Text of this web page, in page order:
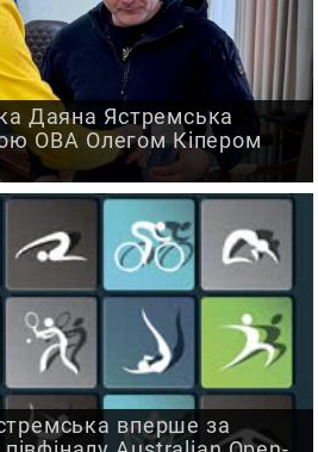
Даяна Ястремська
ОВА Олегом Кіпером
вперше за